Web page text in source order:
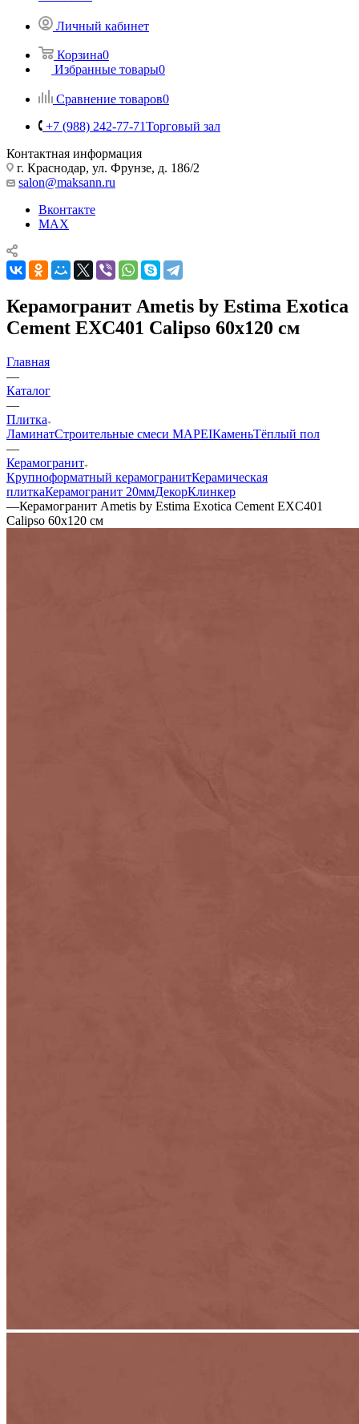
Личный кабинет
Корзина0
Избранные товары0
Сравнение товаров0
+7 (988) 242-77-71Торговый зал
Контактная информация
г. Краснодар, ул. Фрунзе, д. 186/2
salon@maksann.ru
Вконтакте
MAX
Керамогранит Ametis by Estima Exotica
Cement EXC401 Сalipso 60x120 см
Главная
—
Каталог
—
Плитка
ЛаминатСтроительные смеси MAPEIКаменьТёплый пол
—
Керамогранит
Крупноформатный керамогранитКерамическая
плиткаКерамогранит 20ммДекорКлинкер
—Керамогранит Ametis by Estima Exotica Cement EXC401
Сalipso 60x120 см